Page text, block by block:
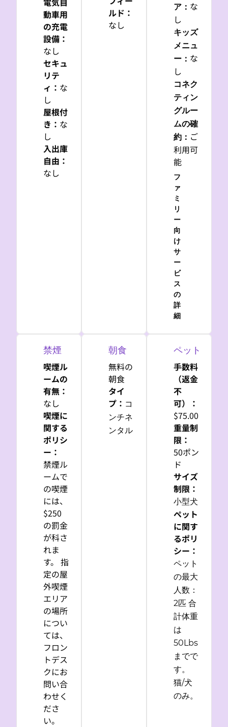
動車用
の充電
設備 ：
なし
セキュ
リテ
ィ ： な
し
屋根付
き ： な
し
入出庫
自由 ：
なし
ルド ：
なし
ア ： な
し
キッズ
メニュ
ー ： な
し
コネク
ティン
グルー
ムの確
約 ： ご
利用可
能
フ
ァ
ミ
リ
ー
向
け
サ
ー
ビ
ス
の
詳
細
禁煙
喫煙ル
ームの
有無：
なし
喫煙に
関する
ポリシ
ー：
禁煙ル
ームで
の喫煙
には、
$250
の罰金
が科さ
れま
す。 指
定の屋
外喫煙
エリア
の場所
につい
ては、
フロン
トデス
クにお
問い合
わせく
ださ
い。
朝食
無料の
朝食
タイ
プ： コ
ンチネ
ンタル
ペット
手数料
（返金
不
可）：
$75.00
重量制
限：
50ポン
ド
サイズ
制限：
小型犬
ペット
に関す
るポリ
シー：
ペット
の最大
人数：
2匹 合
計体重
は
50Lbs
までで
す。
猫/犬
のみ。